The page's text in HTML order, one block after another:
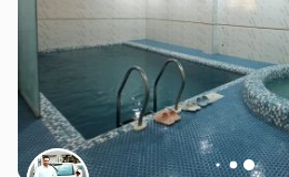
میلیون ت 4.6